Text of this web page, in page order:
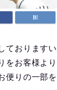
ております
をお客様よ
便りの一部